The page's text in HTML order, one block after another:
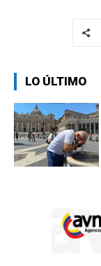
LO ÚLTIMO